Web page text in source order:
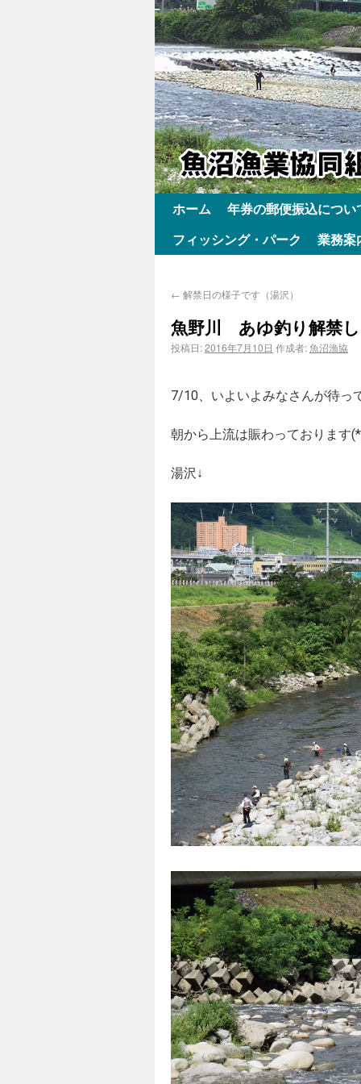
ホーム
年券の郵便振込につい
フィッシング・パーク
業務案
← 解禁日の様子です（湯沢）
魚野川 あゆ釣り解禁
投稿日:2016年7月10日 作成者:魚沼漁協
7/10、いよいよみなさんが待っ
朝から上流は賑わっております
湯沢↓